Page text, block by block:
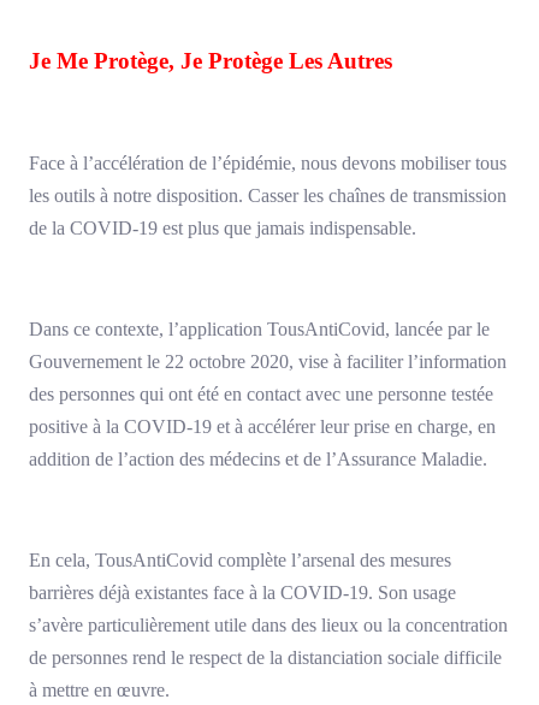
Je Me Protège, Je Protège Les Autres
Face à l’accélération de l’épidémie, nous devons mobiliser tous
les outils à notre disposition. Casser les chaînes de transmission
de la COVID-19 est plus que jamais indispensable.
Dans ce contexte, l’application TousAntiCovid, lancée par le
Gouvernement le 22 octobre 2020, vise à faciliter l’information
des personnes qui ont été en contact avec une personne testée
positive à la COVID-19 et à accélérer leur prise en charge, en
addition de l’action des médecins et de l’Assurance Maladie.
En cela, TousAntiCovid complète l’arsenal des mesures
barrières déjà existantes face à la COVID-19. Son usage
s’avère particulièrement utile dans des lieux ou la concentration
de personnes rend le respect de la distanciation sociale difficile
à mettre en œuvre.